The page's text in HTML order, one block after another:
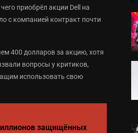
приобрёл акции Dell на
с компанией контракт почти
400 долларов за акцию, хотя
вопросы у критиков,
использовать свою
защищённых